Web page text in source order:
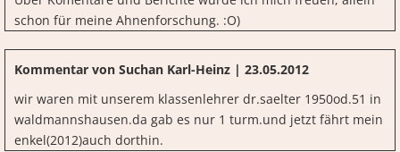
schon für meine Ahnenforschung. :O)
Kommentar von Suchan Karl-Heinz | 23.05.2012
wir waren mit unserem klassenlehrer dr.saelter 1950od.51 in
waldmannshausen.da gab es nur 1 turm.und jetzt fährt mein
enkel(2012)auch dorthin.